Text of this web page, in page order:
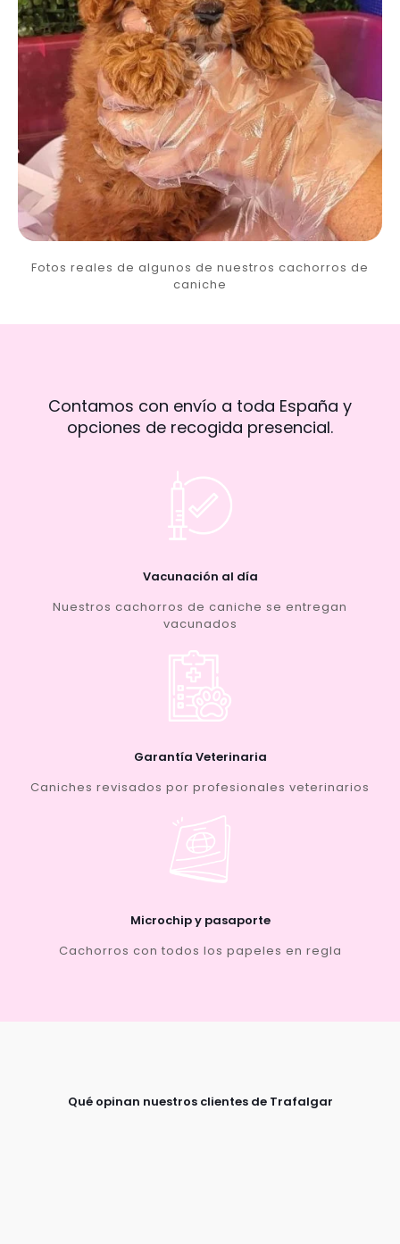
Fotos reales de algunos de nuestros cachorros de
caniche
Contamos con envío a toda España y
opciones de recogida presencial.
Vacunación al día
Nuestros cachorros de caniche se entregan
vacunados
Garantía Veterinaria
Caniches revisados por profesionales veterinarios
Microchip y pasaporte
Cachorros con todos los papeles en regla
Qué opinan nuestros clientes de Trafalgar